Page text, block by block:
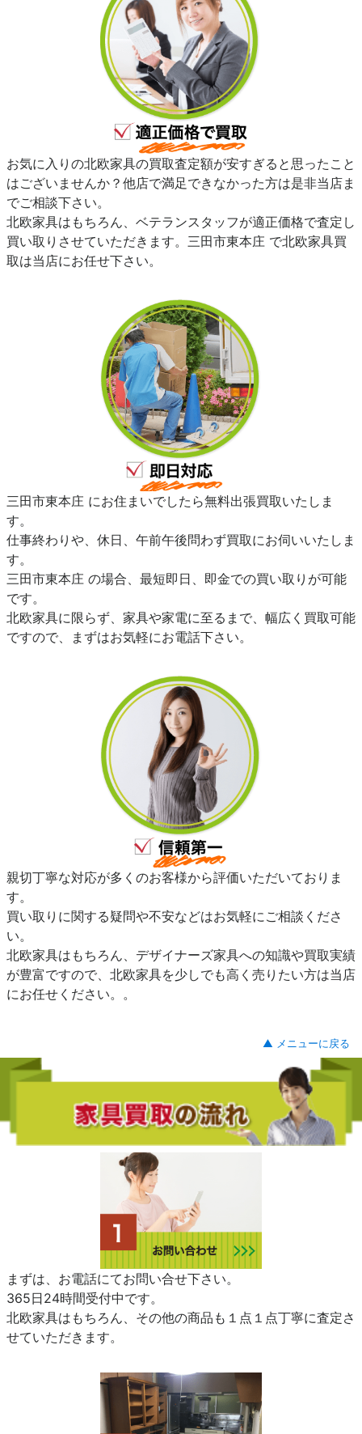
お気に入りの北欧家具の買取査定額が安すぎると思ったこと
はございませんか？他店で満足できなかった方は是非当店ま
でご相談下さい。
北欧家具はもちろん、ベテランスタッフが適正価格で査定し
買い取りさせていただきます。三田市東本庄 で北欧家具買
取は当店にお任せ下さい。
三田市東本庄 にお住まいでしたら無料出張買取いたしま
す。
仕事終わりや、休日、午前午後問わず買取にお伺いいたしま
す。
三田市東本庄 の場合、最短即日、即金での買い取りが可能
です。
北欧家具に限らず、家具や家電に至るまで、幅広く買取可能
ですので、まずはお気軽にお電話下さい。
親切丁寧な対応が多くのお客様から評価いただいておりま
す。
買い取りに関する疑問や不安などはお気軽にご相談くださ
い。
北欧家具はもちろん、デザイナーズ家具への知識や買取実績
が豊富ですので、北欧家具を少しでも高く売りたい方は当店
にお任せください。。
▲ メニューに戻る
まずは、お電話にてお問い合せ下さい。
365日24時間受付中です。
北欧家具はもちろん、その他の商品も１点１点丁寧に査定さ
せていただきます。